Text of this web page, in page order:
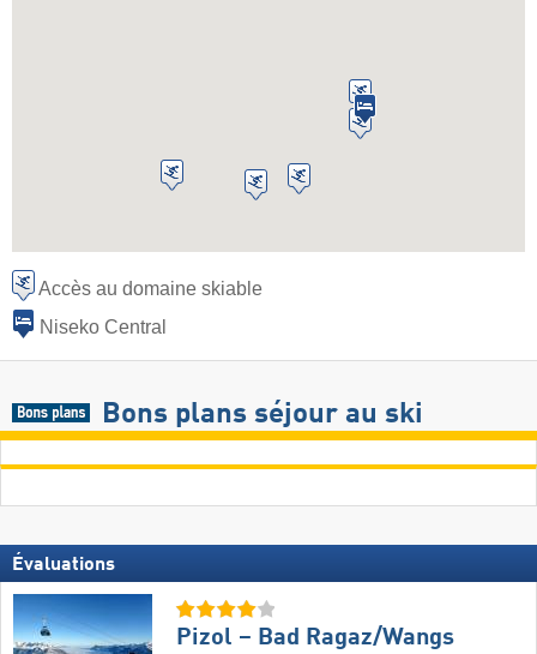
Accès au domaine skiable
Niseko Central
Bons plans séjour au ski
Évaluations
Pizol – Bad Ragaz/​Wangs